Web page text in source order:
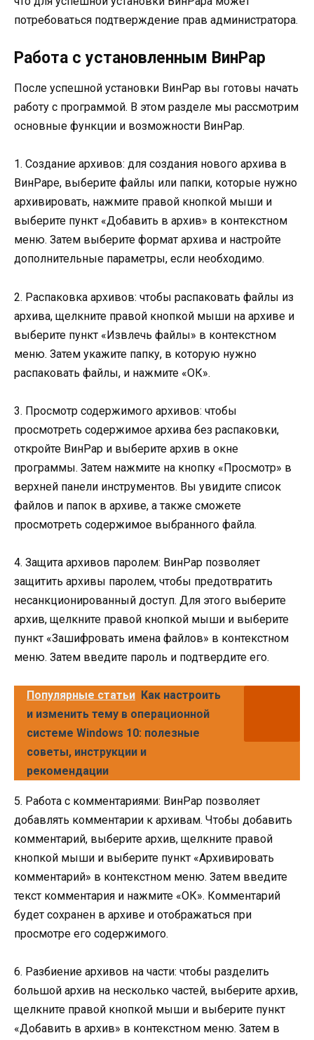
потребоваться подтверждение прав администратора.
Работа с установленным ВинРар
После успешной установки ВинРар вы готовы начать
работу с программой. В этом разделе мы рассмотрим
основные функции и возможности ВинРар.
1. Создание архивов: для создания нового архива в
ВинРаре, выберите файлы или папки, которые нужно
архивировать, нажмите правой кнопкой мыши и
выберите пункт «Добавить в архив» в контекстном
меню. Затем выберите формат архива и настройте
дополнительные параметры, если необходимо.
2. Распаковка архивов: чтобы распаковать файлы из
архива, щелкните правой кнопкой мыши на архиве и
выберите пункт «Извлечь файлы» в контекстном
меню. Затем укажите папку, в которую нужно
распаковать файлы, и нажмите «ОК».
3. Просмотр содержимого архивов: чтобы
просмотреть содержимое архива без распаковки,
откройте ВинРар и выберите архив в окне
программы. Затем нажмите на кнопку «Просмотр» в
верхней панели инструментов. Вы увидите список
файлов и папок в архиве, а также сможете
просмотреть содержимое выбранного файла.
4. Защита архивов паролем: ВинРар позволяет
защитить архивы паролем, чтобы предотвратить
несанкционированный доступ. Для этого выберите
архив, щелкните правой кнопкой мыши и выберите
пункт «Зашифровать имена файлов» в контекстном
меню. Затем введите пароль и подтвердите его.
Популярные статьи Как настроить
и изменить тему в операционной
системе Windows 10: полезные
советы, инструкции и
рекомендации
5. Работа с комментариями: ВинРар позволяет
добавлять комментарии к архивам. Чтобы добавить
комментарий, выберите архив, щелкните правой
кнопкой мыши и выберите пункт «Архивировать
комментарий» в контекстном меню. Затем введите
текст комментария и нажмите «ОК». Комментарий
будет сохранен в архиве и отображаться при
просмотре его содержимого.
6. Разбиение архивов на части: чтобы разделить
большой архив на несколько частей, выберите архив,
щелкните правой кнопкой мыши и выберите пункт
«Добавить в архив» в контекстном меню. Затем в